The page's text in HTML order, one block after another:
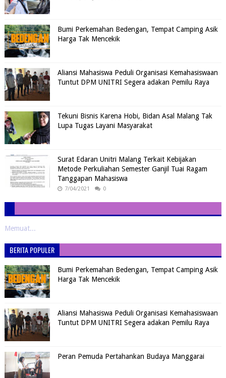
Bumi Perkemahan Bedengan, Tempat Camping Asik
Harga Tak Mencekik
Aliansi Mahasiswa Peduli Organisasi Kemahasiswaan
Tuntut DPM UNITRI Segera adakan Pemilu Raya
Tekuni Bisnis Karena Hobi, Bidan Asal Malang Tak
Lupa Tugas Layani Masyarakat
Surat Edaran Unitri Malang Terkait Kebijakan
Metode Perkuliahan Semester Ganjil Tuai Ragam
Tanggapan Mahasiswa
7/04/2021 0
Memuat...
BERITA POPULER
Bumi Perkemahan Bedengan, Tempat Camping Asik
Harga Tak Mencekik
Aliansi Mahasiswa Peduli Organisasi Kemahasiswaan
Tuntut DPM UNITRI Segera adakan Pemilu Raya
Peran Pemuda Pertahankan Budaya Manggarai